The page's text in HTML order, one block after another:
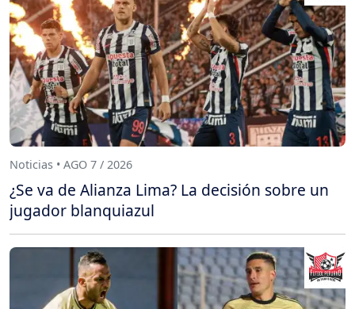
Noticias • AGO 7 / 2026
¿Se va de Alianza Lima? La decisión sobre un
jugador blanquiazul